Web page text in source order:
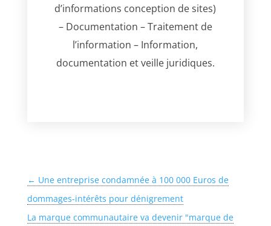
d’informations conception de sites)
– Documentation – Traitement de
l’information – Information,
documentation et veille juridiques.
← Une entreprise condamnée à 100 000 Euros de
dommages-intérêts pour dénigrement
La marque communautaire va devenir "marque de